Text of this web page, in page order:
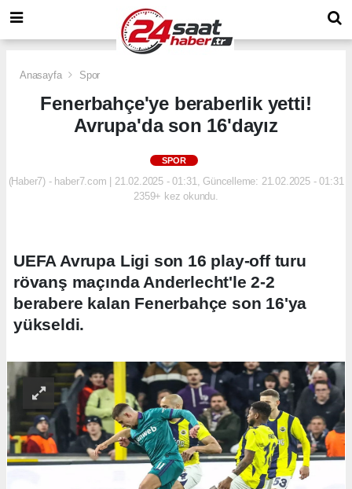
Anasayfa Spor
Fenerbahçe'ye beraberlik yetti!
Avrupa'da son 16'dayız
SPOR
(Haber7) - haber7.com | 21.02.2025 - 01:31, Güncelleme: 21.02.2025 - 01:31
2359+ kez okundu.
UEFA Avrupa Ligi son 16 play-off turu
rövanş maçında Anderlecht'le 2-2
berabere kalan Fenerbahçe son 16'ya
yükseldi.